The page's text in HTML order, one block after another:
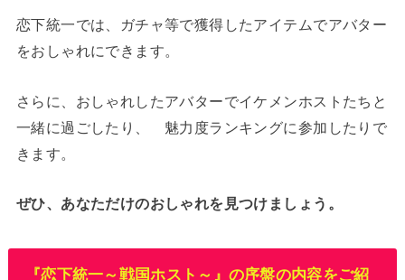
恋下統一では、ガチャ等で獲得したアイテムでアバター
をおしゃれにできます。
さらに、おしゃれしたアバターでイケメンホストたちと
一緒に過ごしたり、 魅力度ランキングに参加したりで
きます。
ぜひ、あなただけのおしゃれを見つけましょう。
『恋下統一～戦国ホスト～』の序盤の内容をご紹